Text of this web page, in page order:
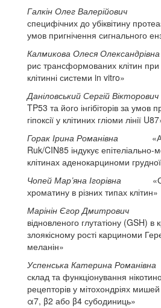
Галкін Олег Валерійович
специфічних до убіквітину
умов пригнічення сигнального
Калмикова Олеся Олександрівна
рис трансформованих клітин
клітинні системи in vitro»
Даніловський Сергій Вікторович
TP53 та його інгібіторів за умов
гіпоксії у клітиних гліоми лінії
Горак Ірина Романівна
Ruk/CIN85 індукує епітеліально-
клітинах аденокарциноми
Чопей Мар’яна Ігорівна
хроматину в різних типах клітин»
Марінін Єгор Дмитрович
відновленого глутатіону (GSH) в
злоякісному рості карциноми
меланін»
Успенська Катерина Романівна
склад та функціонування
рецепторів у мітохондріях
α7, β2 або β4 субодиниць»